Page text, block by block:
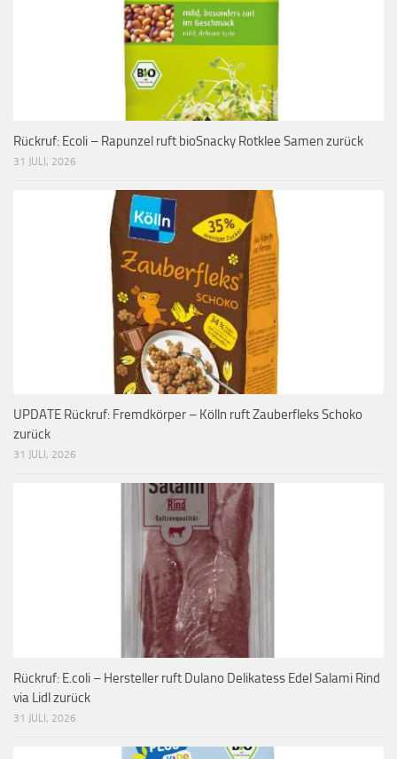
Rückruf: Ecoli – Rapunzel ruft bioSnacky Rotklee Samen zurück
31 JULI, 2026
UPDATE Rückruf: Fremdkörper – Kölln ruft Zauberfleks Schoko
zurück
31 JULI, 2026
Rückruf: E.coli – Hersteller ruft Dulano Delikatess Edel Salami Rind
via Lidl zurück
31 JULI, 2026